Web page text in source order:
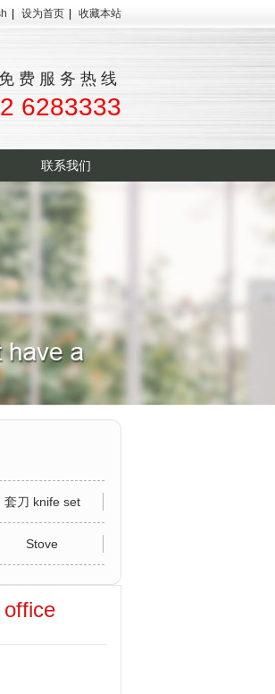
设为首页 收藏本站
费服务热线
6283333
联系我们
套刀 knife set
Stove